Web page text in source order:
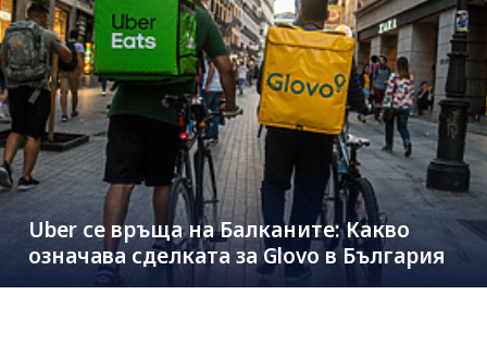
Uber се връща на Балканите: Какво
означава сделката за Glovo в България